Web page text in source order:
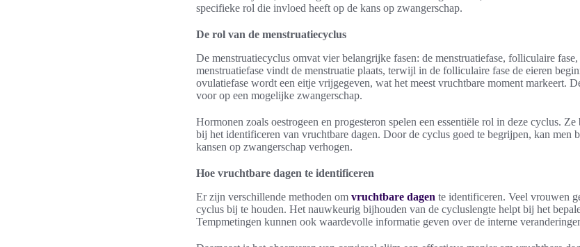
specifieke rol die invloed heeft op de kans op zwangerschap.
De rol van de menstruatiecyclus
De menstruatiecyclus omvat vier belangrijke fasen: de menstruatiefase, folliculaire
menstruatiefase vindt de menstruatie plaats, terwijl in de folliculaire fase de eieren
ovulatiefase wordt een eitje vrijgegeven, wat het meest vruchtbare moment markeert.
voor op een mogelijke zwangerschap.
Hormonen zoals oestrogeen en progesteron spelen een essentiële rol in deze cyclus.
bij het identificeren van vruchtbare dagen. Door de cyclus goed te begrijpen, kan men
kansen op zwangerschap verhogen.
Hoe vruchtbare dagen te identificeren
Er zijn verschillende methoden om vruchtbare dagen te identificeren. Veel vrouwen
cyclus bij te houden. Het nauwkeurig bijhouden van de cycluslengte helpt bij het
Tempmetingen kunnen ook waardevolle informatie geven over de interne